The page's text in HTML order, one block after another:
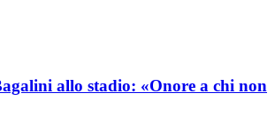
allo stadio: «Onore a chi non